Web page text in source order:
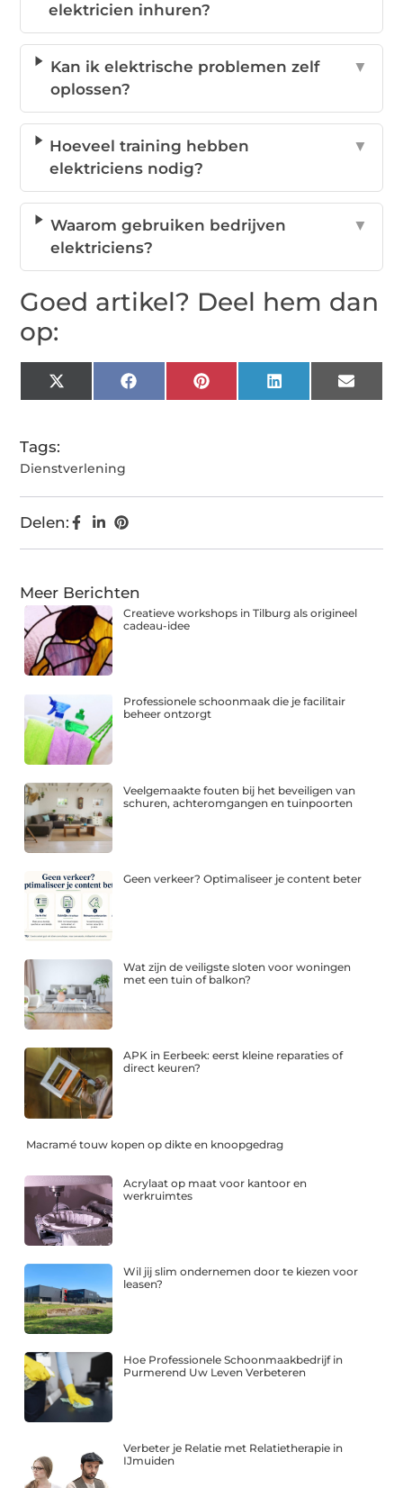
elektricien inhuren?
Kan ik elektrische problemen zelf
oplossen?
▼
Hoeveel training hebben
elektriciens nodig?
▼
Waarom gebruiken bedrijven
elektriciens?
▼
Goed artikel? Deel hem dan
op:
X
(Twitter)
FacebookPinterestLinkedIn Email
Tags:
Dienstverlening
Delen:
Meer Berichten
Creatieve workshops in Tilburg als origineel
cadeau-idee
Professionele schoonmaak die je facilitair
beheer ontzorgt
Veelgemaakte fouten bij het beveiligen van
schuren, achteromgangen en tuinpoorten
Geen verkeer? Optimaliseer je content beter
Wat zijn de veiligste sloten voor woningen
met een tuin of balkon?
APK in Eerbeek: eerst kleine reparaties of
direct keuren?
Macramé touw kopen op dikte en knoopgedrag
Acrylaat op maat voor kantoor en
werkruimtes
Wil jij slim ondernemen door te kiezen voor
leasen?
Hoe Professionele Schoonmaakbedrijf in
Purmerend Uw Leven Verbeteren
Verbeter je Relatie met Relatietherapie in
IJmuiden